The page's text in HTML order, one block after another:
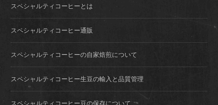
スペシャルティコーヒーとは
スペシャルティコーヒー通販
スペシャルティコーヒーの自家焙煎について
スペシャルティコーヒー生豆の輸入と品質管理
スペシャルティコーヒー豆の保存について